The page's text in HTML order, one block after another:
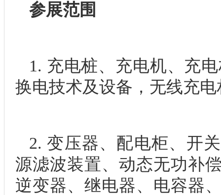
参展范围
1. 充电桩、充电机、充
换电技术及设备，无线充
2. 变压器、配电柜、开
源滤波装置、动态无功补
逆变器、继电器、电容器